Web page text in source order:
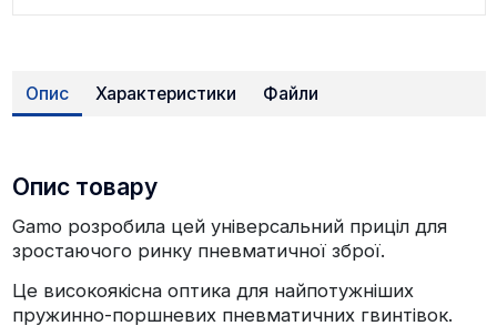
Опис Характеристики Файли
Опис товару
Gamo розробила цей універсальний приціл для
зростаючого ринку пневматичної зброї.
Це високоякісна оптика для найпотужніших
пружинно-поршневих пневматичних гвинтівок.